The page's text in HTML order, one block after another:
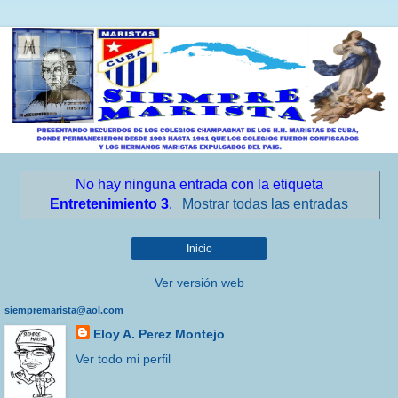
No hay ninguna entrada con la etiqueta
Entretenimiento 3. Mostrar todas las entradas
Inicio
Ver versión web
siempremarista@aol.com
Eloy A. Perez Montejo
Ver todo mi perfil